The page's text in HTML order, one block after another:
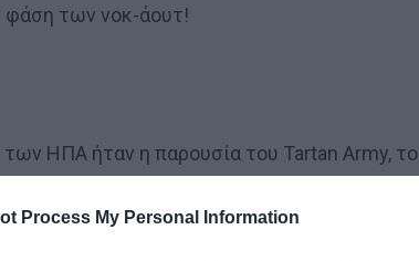
Process My Personal Information
φάση των νοκ-άουτ!
ΗΠΑ ήταν η παρουσία του Tartan Army, το
κατανάλωσαν οι πιστοί οπαδοί της, αλλά
ύμνου.